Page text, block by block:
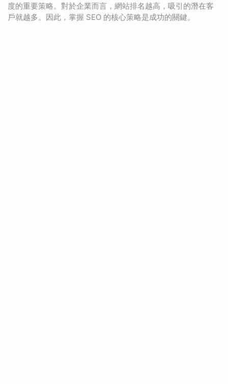
度的重要策略。對於企業而言，網站排名越高，吸引的潛在客
戶就越多。因此，掌握 SEO 的核心策略是成功的關鍵。